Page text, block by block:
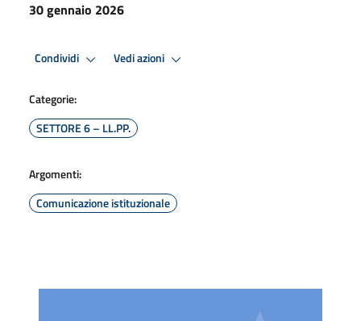
30 gennaio 2026
Condividi Vedi azioni
Categorie:
SETTORE 6 – LL.PP.
Argomenti:
Comunicazione istituzionale